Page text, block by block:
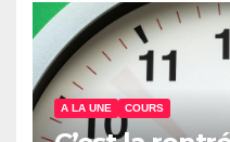
A LA UNE COURS